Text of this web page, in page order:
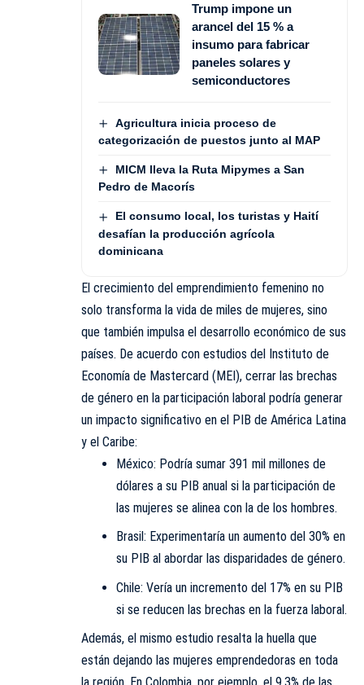
Trump impone un
arancel del 15 % a
insumo para fabricar
paneles solares y
semiconductores
Agricultura inicia proceso de
categorización de puestos junto al MAP
MICM lleva la Ruta Mipymes a San
Pedro de Macorís
El consumo local, los turistas y Haití
desafían la producción agrícola
dominicana
El crecimiento del emprendimiento femenino no
solo transforma la vida de miles de mujeres, sino
que también impulsa el desarrollo económico de sus
países. De acuerdo con estudios del Instituto de
Economía de Mastercard (MEI), cerrar las brechas
de género en la participación laboral podría generar
un impacto significativo en el PIB de América Latina
y el Caribe:
México: Podría sumar 391 mil millones de
dólares a su PIB anual si la participación de
las mujeres se alinea con la de los hombres.
Brasil: Experimentaría un aumento del 30% en
su PIB al abordar las disparidades de género.
Chile: Vería un incremento del 17% en su PIB
si se reducen las brechas en la fuerza laboral.
Además, el mismo estudio resalta la huella que
están dejando las mujeres emprendedoras en toda